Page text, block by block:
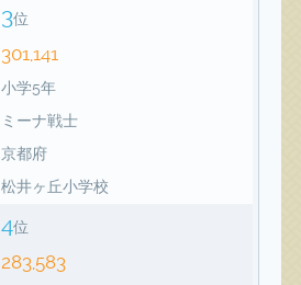
3位
301,141
小学5年
ミーナ戦士
京都府
松井ヶ丘小学校
4位
283,583